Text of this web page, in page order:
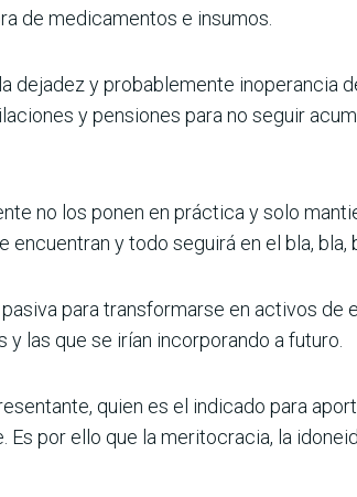
de medicamentos e insumos.
dejadez y probablemente inoperancia
y pensiones para no seguir
no los ponen en práctica y solo
y todo seguirá en el bla, bla,
para transformarse en activos de
las que se irían incorporando a futuro.
quien es el indicado para
Es por ello que la meritocracia, la